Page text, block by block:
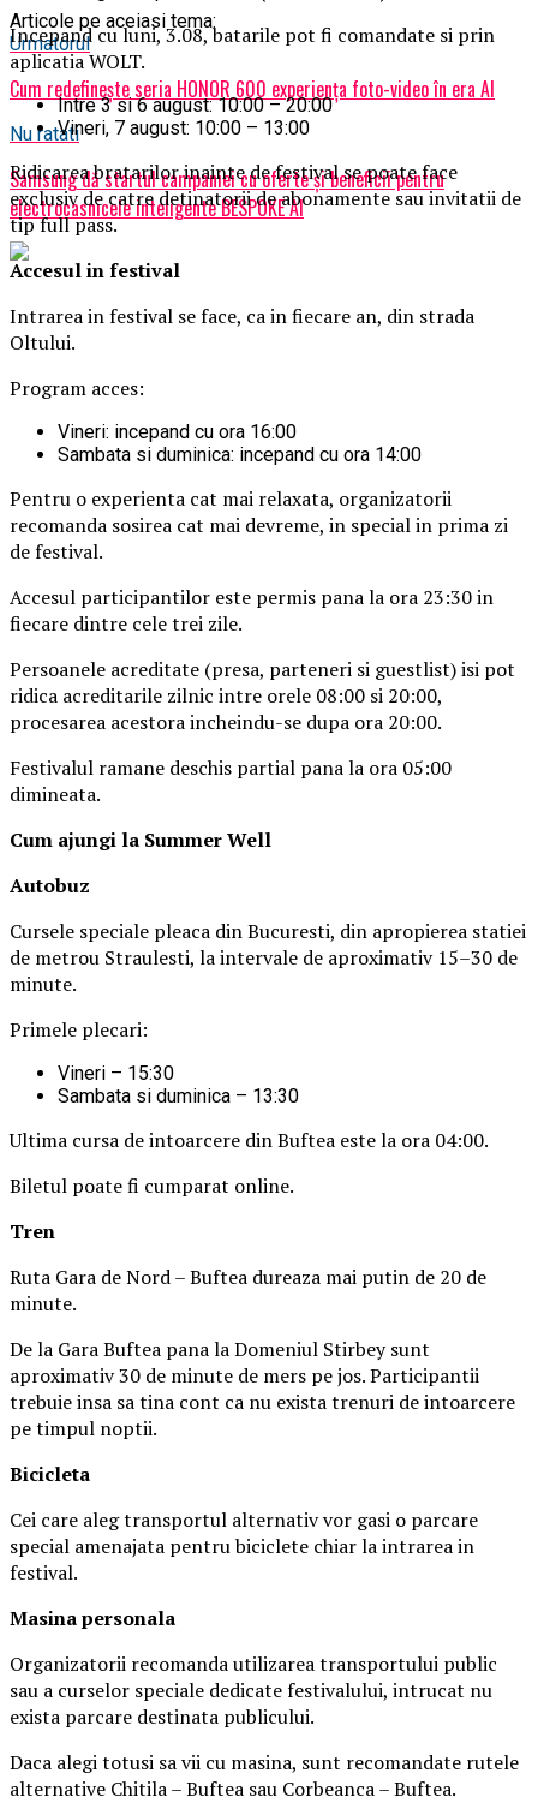
Articole pe aceiasi tema:
Urmatorul
Cum redefinește seria HONOR 600 experiența foto-video în era AI
Nu ratati
Samsung dă startul campaniei cu oferte și beneficii pentru
electrocasnicele inteligente BESPOKE AI
Incepand cu luni, 3.08, batarile pot fi comandate si prin
aplicatia WOLT.
Intre 3 si 6 august: 10:00 – 20:00
Vineri, 7 august: 10:00 – 13:00
Ridicarea bratarilor inainte de festival se poate face
exclusiv de catre detinatorii de abonamente sau invitatii de
tip full pass.
Accesul in festival
Intrarea in festival se face, ca in fiecare an, din strada
Oltului.
Program acces:
Vineri: incepand cu ora 16:00
Sambata si duminica: incepand cu ora 14:00
Pentru o experienta cat mai relaxata, organizatorii
recomanda sosirea cat mai devreme, in special in prima zi
de festival.
Accesul participantilor este permis pana la ora 23:30 in
fiecare dintre cele trei zile.
Persoanele acreditate (presa, parteneri si guestlist) isi pot
ridica acreditarile zilnic intre orele 08:00 si 20:00,
procesarea acestora incheindu-se dupa ora 20:00.
Festivalul ramane deschis partial pana la ora 05:00
dimineata.
Cum ajungi la Summer Well
Autobuz
Cursele speciale pleaca din Bucuresti, din apropierea statiei
de metrou Straulesti, la intervale de aproximativ 15–30 de
minute.
Primele plecari:
Vineri – 15:30
Sambata si duminica – 13:30
Ultima cursa de intoarcere din Buftea este la ora 04:00.
Biletul poate fi cumparat online.
Tren
Ruta Gara de Nord – Buftea dureaza mai putin de 20 de
minute.
De la Gara Buftea pana la Domeniul Stirbey sunt
aproximativ 30 de minute de mers pe jos. Participantii
trebuie insa sa tina cont ca nu exista trenuri de intoarcere
pe timpul noptii.
Bicicleta
Cei care aleg transportul alternativ vor gasi o parcare
special amenajata pentru biciclete chiar la intrarea in
festival.
Masinapersonala
Organizatorii recomanda utilizarea transportului public
sau a curselor speciale dedicate festivalului, intrucat nu
exista parcare destinata publicului.
Daca alegi totusi sa vii cu masina, sunt recomandate rutele
alternative Chitila – Buftea sau Corbeanca – Buftea.